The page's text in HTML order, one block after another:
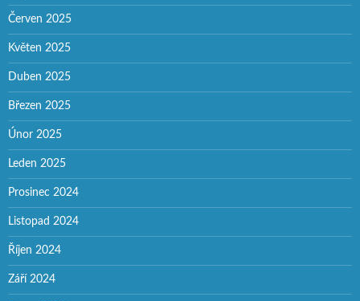
Červen 2025
Květen 2025
Duben 2025
Březen 2025
Únor 2025
Leden 2025
Prosinec 2024
Listopad 2024
Říjen 2024
Září 2024